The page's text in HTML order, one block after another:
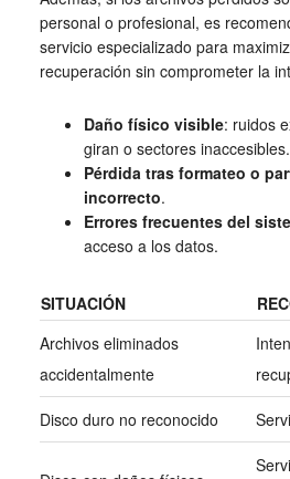
personal o profesional, es
servicio especializado para
recuperación sin comprometer la
Daño físico visible: ruidos
giran o sectores inaccesibles.
Pérdida tras formateo o
incorrecto.
Errores frecuentes del
acceso a los datos.
SITUACIÓN
Archivos eliminados
accidentalmente
Disco duro no reconocido